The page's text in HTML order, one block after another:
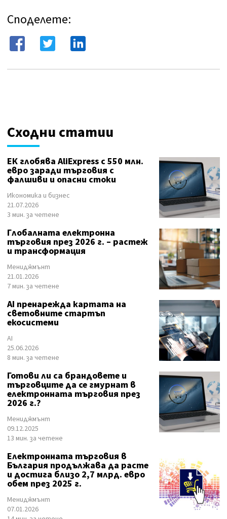
Споделете:
Сходни статии
ЕК глобява AliExpress с 550 млн.
евро заради търговия с
фалшиви и опасни стоки
Икономика и бизнес
21.07.2026
3 мин. за четене
Глобалната електронна
търговия през 2026 г. – растеж
и трансформация
Мениджмънт
21.01.2026
7 мин. за четене
AI пренарежда картата на
световните стартъп
екосистеми
AI
25.06.2026
8 мин. за четене
Готови ли са брандовете и
търговците да се гмурнат в
електронната търговия през
2026 г.?
Мениджмънт
09.12.2025
13 мин. за четене
Електронната търговия в
България продължава да расте
и достига близо 2,7 млрд. евро
обем през 2025 г.
Мениджмънт
07.01.2026